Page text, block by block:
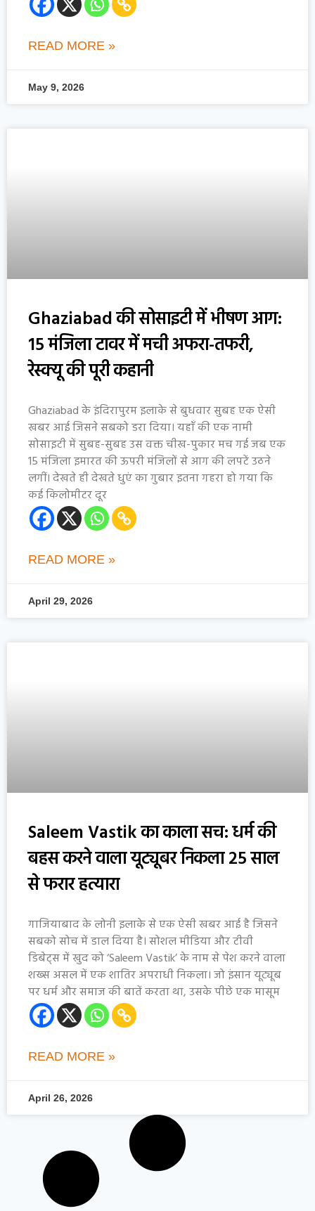
READ MORE »
May 9, 2026
Ghaziabad की सोसाइटी में भीषण आग:
15 मंजिला टावर में मची अफरा-तफरी,
रेस्क्यू की पूरी कहानी
Ghaziabad के इंदिरापुरम इलाके से बुधवार सुबह एक ऐसी
खबर आई जिसने सबको डरा दिया। यहाँ की एक नामी
सोसाइटी में सुबह-सुबह उस वक्त चीख-पुकार मच गई जब एक
15 मंजिला इमारत की ऊपरी मंजिलों से आग की लपटें उठने
लगीं। देखते ही देखते धुएं का गुबार इतना गहरा हो गया कि
कई किलोमीटर दूर
READ MORE »
April 29, 2026
Saleem Vastik का काला सच: धर्म की
बहस करने वाला यूट्यूबर निकला 25 साल
से फरार हत्यारा
गाजियाबाद के लोनी इलाके से एक ऐसी खबर आई है जिसने
सबको सोच में डाल दिया है। सोशल मीडिया और टीवी
डिबेट्स में खुद को ‘Saleem Vastik’ के नाम से पेश करने वाला
शख्स असल में एक शातिर अपराधी निकला। जो इंसान यूट्यूब
पर धर्म और समाज की बातें करता था, उसके पीछे एक मासूम
READ MORE »
April 26, 2026